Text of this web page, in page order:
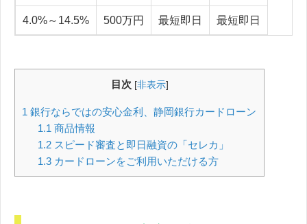
4.0%～14.5% 500万円 最短即日 最短即日
目次 [非表示]
1 銀行ならではの安心金利、静岡銀行カードローン
1.1 商品情報
1.2スピード審査と即日融資の「セレカ」
1.3カードローンをご利用いただける方